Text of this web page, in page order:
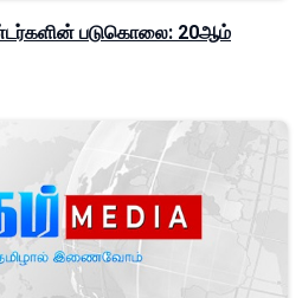
படுகொலை: 20ஆம்